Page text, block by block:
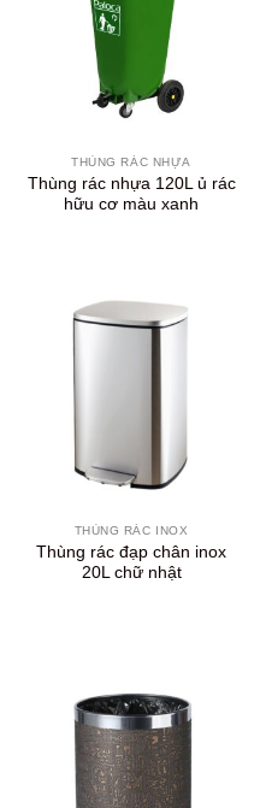
THÙNG RÁC NHỰA
Thùng rác nhựa 120L ủ rác
hữu cơ màu xanh
THÙNG RÁC INOX
Thùng rác đạp chân inox
20L chữ nhật